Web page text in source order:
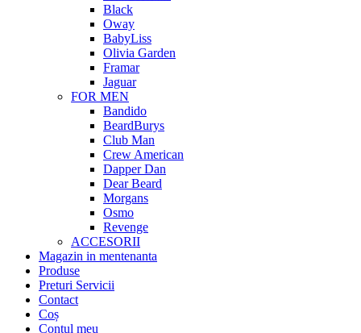
Black
Oway
BabyLiss
Olivia Garden
Framar
Jaguar
FOR MEN
Bandido
BeardBurys
Club Man
Crew American
Dapper Dan
Dear Beard
Morgans
Osmo
Revenge
ACCESORII
Magazin in mentenanta
Produse
Preturi Servicii
Contact
Coș
Contul meu